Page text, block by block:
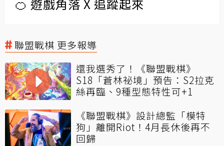
🍊 遊戲角落 X 追蹤起來
聯盟戰棋 更多報導
還我選秀了！《聯盟戰棋》
S18「蒼林祕境」預告：S2拉克
絲再臨、9種型態特性可+1
《聯盟戰棋》設計總監「模特
狗」離開Riot！4月長休後再不
回歸